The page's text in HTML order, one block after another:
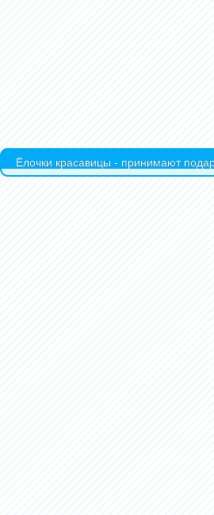
Ёлочки красавицы - принимают